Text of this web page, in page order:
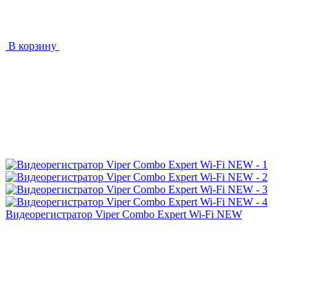
В корзину
Видеорегистратор Viper Combo Expert Wi-Fi NEW